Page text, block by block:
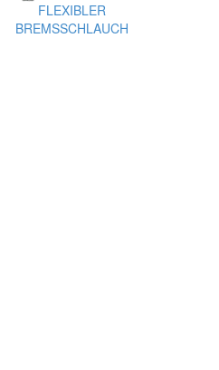
FLEXIBLER
BREMSSCHLAUCH